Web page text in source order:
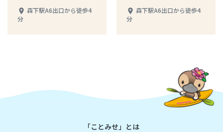
プレゼント
place 森下駅A6出口から徒歩4
分
place 森下駅A6出口から徒歩4
分
「ことみせ」とは